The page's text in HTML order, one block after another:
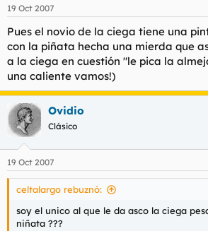
19 Oct 2007
Pues el novio de la ciega tiene una
con la piñata hecha una mierda que
a la ciega en cuestión "le pica la
una caliente vamos!)
Ovidio
Clásico
19 Oct 2007
celtalargo rebuznó:
soy el unico al que le da asco la ciega
niñata ???